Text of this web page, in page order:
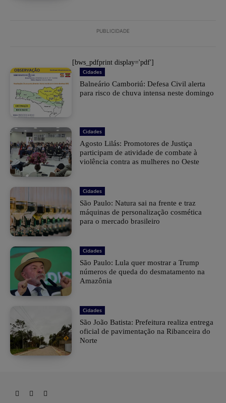
PUBLICIDADE
[bws_pdfprint display='pdf']
Cidades
Balneário Camboriú: Defesa Civil alerta
para risco de chuva intensa neste domingo
Cidades
Agosto Lilás: Promotores de Justiça
participam de atividade de combate à
violência contra as mulheres no Oeste
Cidades
São Paulo: Natura sai na frente e traz
máquinas de personalização cosmética
para o mercado brasileiro
Cidades
São Paulo: Lula quer mostrar a Trump
números de queda do desmatamento na
Amazônia
Cidades
São João Batista: Prefeitura realiza entrega
oficial de pavimentação na Ribanceira do
Norte